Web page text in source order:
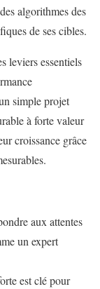
algorithmes des
de ses cibles.
leviers essentiels
simple projet
à forte valeur
croissance grâce
aux attentes
un expert
est clé pour